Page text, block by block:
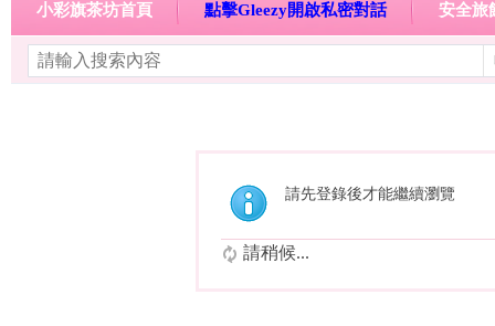
小彩旗茶坊首頁 點擊Gleezy開啟私密對話 安全旅
請先登錄後才能繼續瀏覽
請稍候...